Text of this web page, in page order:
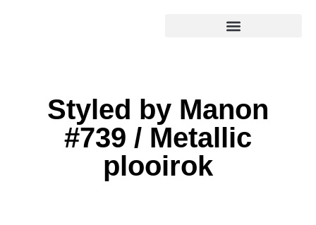
Styled by Manon
#739 / Metallic
plooirok